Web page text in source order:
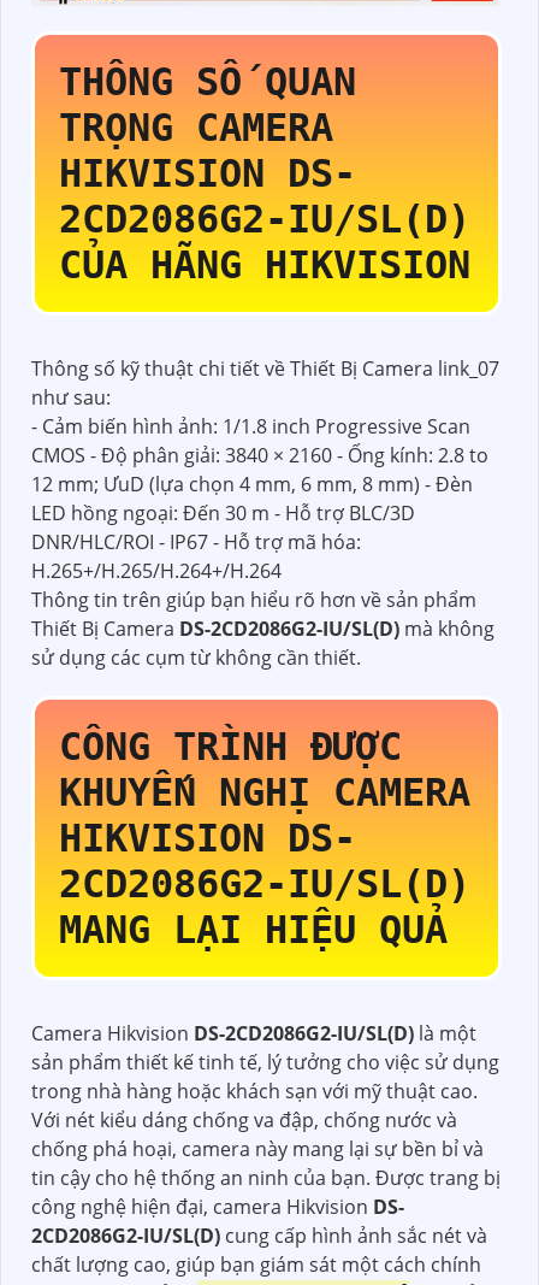
THÔNG SỐ QUAN
TRỌNG CAMERA
HIKVISION DS-
2CD2086G2-IU/SL(D)
CỦA HÃNG HIKVISION
Thông số kỹ thuật chi tiết về Thiết Bị Camera link_07
như sau:
- Cảm biến hình ảnh: 1/1.8 inch Progressive Scan
CMOS - Độ phân giải: 3840 × 2160 - Ống kính: 2.8 to
12 mm; ƯuD (lựa chọn 4 mm, 6 mm, 8 mm) - Đèn
LED hồng ngoại: Đến 30 m - Hỗ trợ BLC/3D
DNR/HLC/ROI - IP67 - Hỗ trợ mã hóa:
H.265+/H.265/H.264+/H.264
Thông tin trên giúp bạn hiểu rõ hơn về sản phẩm
Thiết Bị Camera DS-2CD2086G2-IU/SL(D) mà không
sử dụng các cụm từ không cần thiết.
CÔNG TRÌNH ĐƯỢC
KHUYẾN NGHỊ CAMERA
HIKVISION DS-
2CD2086G2-IU/SL(D)
MANG LẠI HIỆU QUẢ
Camera Hikvision DS-2CD2086G2-IU/SL(D) là một
sản phẩm thiết kế tinh tế, lý tưởng cho việc sử dụng
trong nhà hàng hoặc khách sạn với mỹ thuật cao.
Với nét kiểu dáng chống va đập, chống nước và
chống phá hoại, camera này mang lại sự bền bỉ và
tin cậy cho hệ thống an ninh của bạn. Được trang bị
công nghệ hiện đại, camera Hikvision DS-
2CD2086G2-IU/SL(D) cung cấp hình ảnh sắc nét và
chất lượng cao, giúp bạn giám sát một cách chính